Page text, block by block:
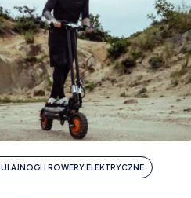
I ROWERY ELEKTRYCZNE